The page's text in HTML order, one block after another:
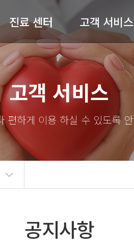
진료 센터
척추센터
관절센터
도수재활센터
고객 서비스
공지사항
전문의 상담
온라인예약
완쾌 스토리
고객의 소리
뉴스레터
고객 서비스
공지사항